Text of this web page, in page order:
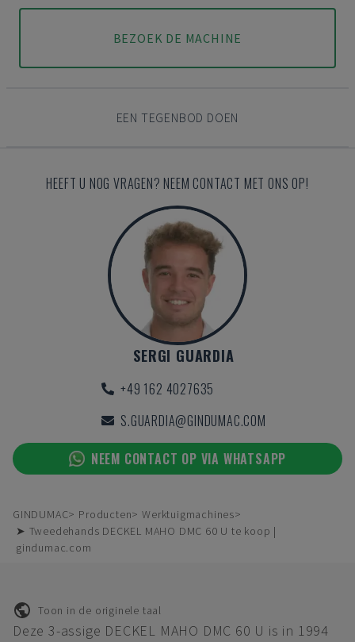
BEZOEK DE MACHINE
EEN TEGENBOD DOEN
HEEFT U NOG VRAGEN? NEEM CONTACT MET ONS OP!
SERGI GUARDIA
+49 162 4027635
S.GUARDIA@GINDUMAC.COM
NEEM CONTACT OP VIA WHATSAPP
GINDUMAC Producten
Werktuigmachines
➤ Tweedehands DECKEL MAHO DMC 60 U te koop |
gindumac.com
Toon in de originele taal
Deze 3-assige DECKEL MAHO DMC 60 U is in 1994